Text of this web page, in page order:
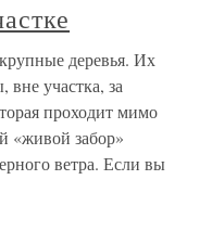
деревья. Их
вне участка, за
проходит мимо
«живой забор»
ветра. Если вы